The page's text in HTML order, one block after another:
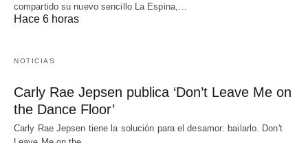
compartido su nuevo sencillo La Espina,…
Hace 6 horas
NOTICIAS
Carly Rae Jepsen publica ‘Don’t Leave Me on
the Dance Floor’
Carly Rae Jepsen tiene la solución para el desamor: bailarlo. Don't